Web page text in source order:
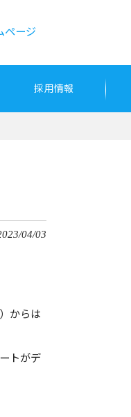
ページ
採用情報
04/03
からは
トがデ